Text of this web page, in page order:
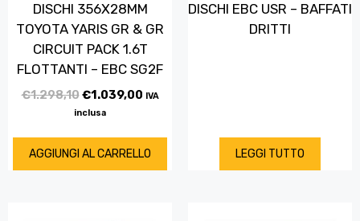
DISCHI 356X28MM
TOYOTA YARIS GR & GR
CIRCUIT PACK 1.6T
FLOTTANTI – EBC SG2F
€1.298,10€1.039,00 IVA
inclusa
AGGIUNGI AL CARRELLO
DISCHI EBC USR – BAFFATI
DRITTI
LEGGI TUTTO